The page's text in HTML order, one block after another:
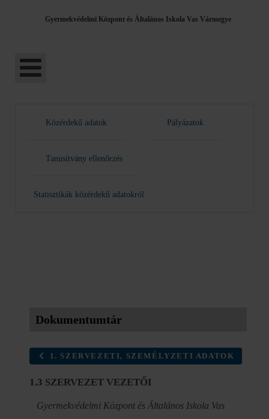
Gyermekvédelmi Központ és Általános Iskola Vas Vármegye
Közérdekű adatok Pályázatok
Tanusítvány ellenőrzés
Statisztikák közérdekű adatokról
Dokumentumtár
1. SZERVEZETI, SZEMÉLYZETI ADATOK
1.3 SZERVEZET VEZETŐI
Gyermekvédelmi Központ és Általános Iskola Vas